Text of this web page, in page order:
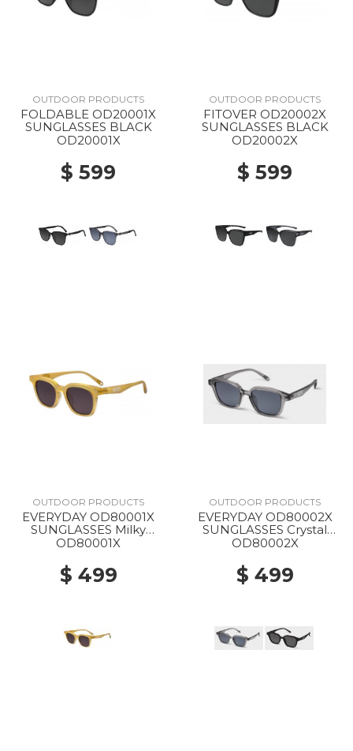
OUTDOOR PRODUCTS
FOLDABLE OD20001X
SUNGLASSES BLACK
OD20001X
$ 599
OUTDOOR PRODUCTS
FITOVER OD20002X
SUNGLASSES BLACK
OD20002X
$ 599
OUTDOOR PRODUCTS
EVERYDAY OD80001X
SUNGLASSES Milky
Yellow
OD80001X
$ 499
OUTDOOR PRODUCTS
EVERYDAY OD80002X
SUNGLASSES Crystal
Gray
OD80002X
$ 499